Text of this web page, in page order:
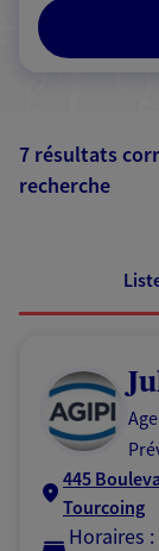
7 résultats
recherche
445
Tourcoing
Horaires :